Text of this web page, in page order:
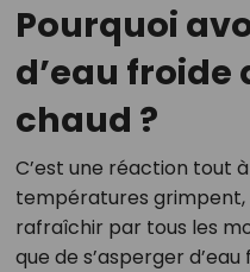
Pourquoi
d’eau
chaud ?
C’est une réaction tout
températures
rafraîchir par tous les
que de s’asperger